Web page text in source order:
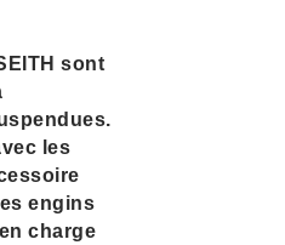
sont
les
engins
charge